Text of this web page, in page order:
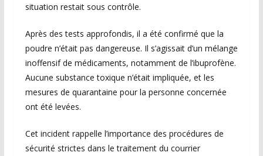
situation restait sous contrôle.
Après des tests approfondis, il a été confirmé que la
poudre n’était pas dangereuse. Il s’agissait d’un mélange
inoffensif de médicaments, notamment de l’ibuprofène.
Aucune substance toxique n’était impliquée, et les
mesures de quarantaine pour la personne concernée
ont été levées.
Cet incident rappelle l’importance des procédures de
sécurité strictes dans le traitement du courrier